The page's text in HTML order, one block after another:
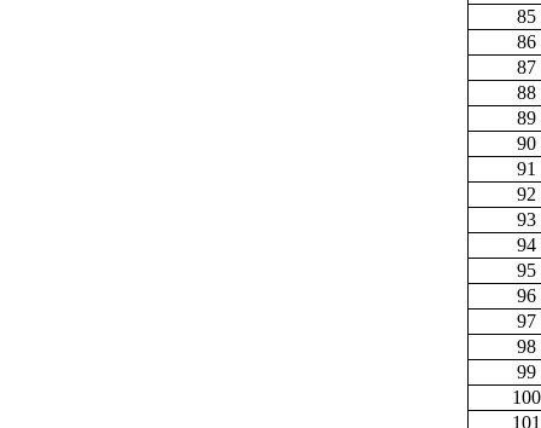
85
86
87
88
89
90
91
92
93
94
95
96
97
98
99
100
101